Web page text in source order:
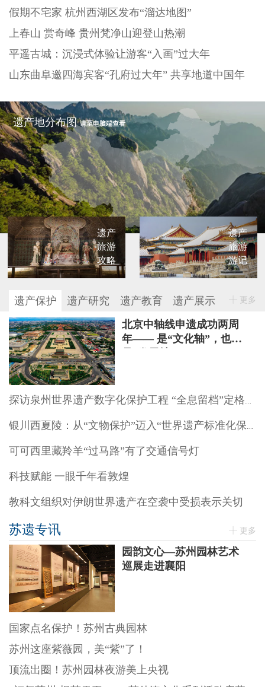
假期不宅家 杭州西湖区发布“溜达地图”
上春山 赏奇峰 贵州梵净山迎登山热潮
平遥古城：沉浸式体验让游客“入画”过大年
山东曲阜邀四海宾客“孔府过大年” 共享地道中国年
遗产地分布图请至电脑端查看
遗产
旅游
攻略
遗产
旅游
游记
遗产保护 遗产研究 遗产教育 遗产展示 更多
北京中轴线申遗成功两周
年—— 是“文化轴”，也
可可西里藏羚羊“过马路”有了交通信号灯
科技赋能 一眼千年看敦煌
教科文组织对伊朗世界遗产在空袭中受损表示关切
苏遗专讯 更多
园韵文心—苏州园林艺术
巡展走进襄阳
国家点名保护！苏州古典园林
苏州这座紫薇园，美“紫”了！
顶流出圈！苏州园林夜游美上央视